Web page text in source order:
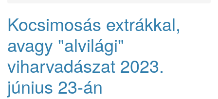
Kocsimosás extrákkal,
avagy "alvilági"
viharvadászat 2023.
június 23-án